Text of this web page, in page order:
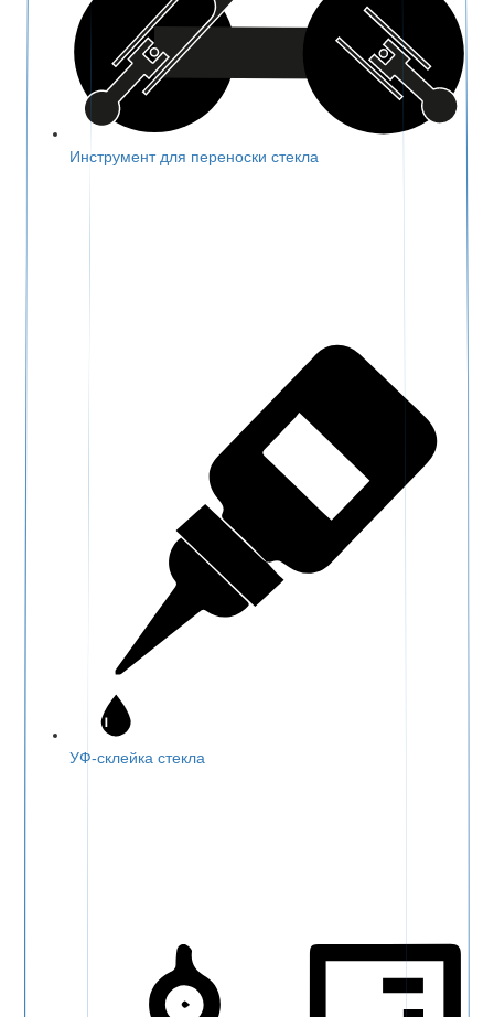
Инструмент для переноски стекла
УФ-склейка стекла